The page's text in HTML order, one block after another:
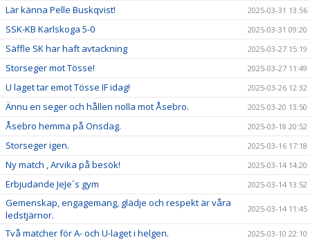
Lär känna Pelle Buskqvist! 2025-03-31 13:56
SSK-KB Karlskoga 5-0 2025-03-31 09:20
Säffle SK har haft avtackning 2025-03-27 15:19
Storseger mot Tösse! 2025-03-27 11:49
U laget tar emot Tösse IF idag! 2025-03-26 12:32
Ännu en seger och hållen nolla mot Åsebro. 2025-03-20 13:50
Åsebro hemma på Onsdag. 2025-03-18 20:52
Storseger igen. 2025-03-16 17:18
Ny match , Arvika på besök! 2025-03-14 14:20
Erbjudande JeJe´s gym 2025-03-14 13:52
Gemenskap, engagemang, glädje och respekt är våra
ledstjärnor.
2025-03-14 11:45
Två matcher för A- och U-laget i helgen. 2025-03-10 22:10